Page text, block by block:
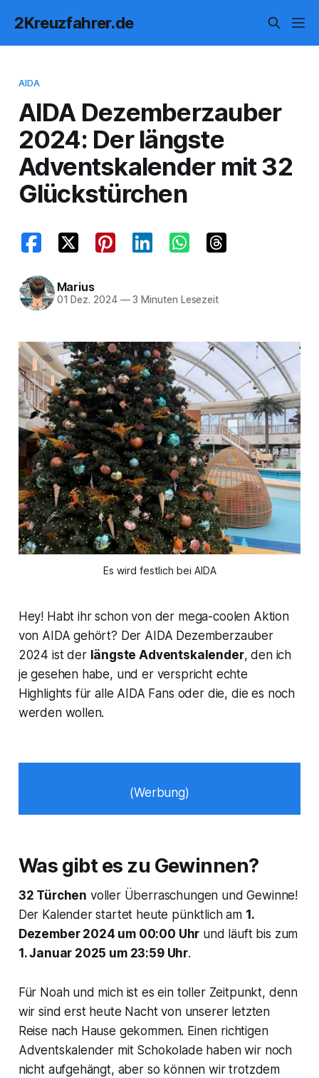
2Kreuzfahrer.de
AIDA
AIDA Dezemberzauber
2024: Der längste
Adventskalender mit 32
Glückstürchen
Marius
01 Dez. 2024 —3 Minuten Lesezeit
Es wird festlich bei AIDA
Hey! Habt ihr schon von der mega-coolen Aktion
von AIDA gehört? Der AIDA Dezemberzauber
2024 ist der längste Adventskalender, den ich
je gesehen habe, und er verspricht echte
Highlights für alle AIDA Fans oder die, die es noch
werden wollen.
(Werbung)
Was gibt es zu Gewinnen?
32 Türchen voller Überraschungen und Gewinne!
Der Kalender startet heute pünktlich am 1.
Dezember 2024 um 00:00 Uhr und läuft bis zum
1. Januar 2025 um 23:59 Uhr.
Für Noah und mich ist es ein toller Zeitpunkt, denn
wir sind erst heute Nacht von unserer letzten
Reise nach Hause gekommen. Einen richtigen
Adventskalender mit Schokolade haben wir noch
nicht aufgehängt, aber so können wir trotzdem